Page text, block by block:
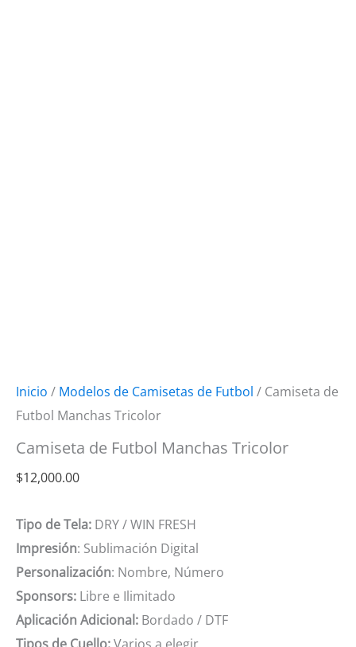
Inicio / Modelos de Camisetas de Futbol / Camiseta de
Futbol Manchas Tricolor
Camiseta de Futbol Manchas Tricolor
$12,000.00
Tipo de Tela: DRY / WIN FRESH
Impresión: Sublimación Digital
Personalización: Nombre, Número
Sponsors: Libre e Ilimitado
Aplicación Adicional: Bordado / DTF
Tipos de Cuello:Varios a elegir